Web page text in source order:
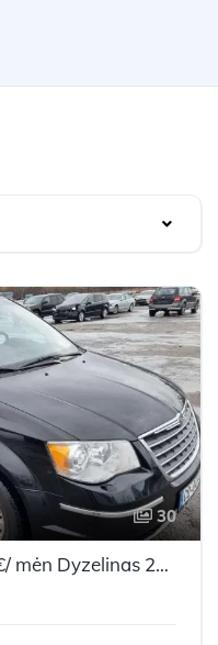
30
Chrysler Voyager nuo 129 €/ mėn Dyzelinas 2008m. Vienatūris Automatinė